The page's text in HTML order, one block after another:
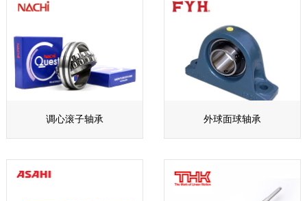
调心滚子轴承 外球面球轴承